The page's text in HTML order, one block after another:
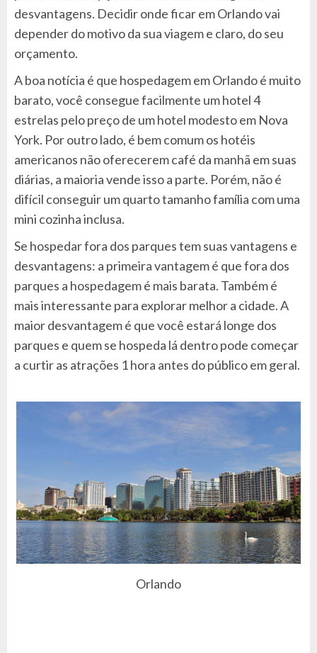
desvantagens. Decidir onde ficar em Orlando vai
depender do motivo da sua viagem e claro, do seu
orçamento.
A boa notícia é que hospedagem em Orlando é muito
barato, você consegue facilmente um hotel 4
estrelas pelo preço de um hotel modesto em Nova
York. Por outro lado, é bem comum os hotéis
americanos não oferecerem café da manhã em suas
diárias, a maioria vende isso a parte. Porém, não é
difícil conseguir um quarto tamanho família com uma
mini cozinha inclusa.
Se hospedar fora dos parques tem suas vantagens e
desvantagens: a primeira vantagem é que fora dos
parques a hospedagem é mais barata. Também é
mais interessante para explorar melhor a cidade. A
maior desvantagem é que você estará longe dos
parques e quem se hospeda lá dentro pode começar
a curtir as atrações 1 hora antes do público em geral.
Orlando